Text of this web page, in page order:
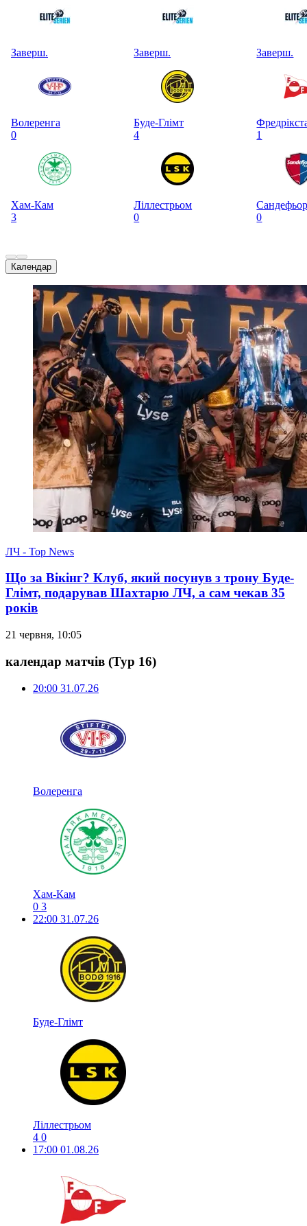
Заверш.
Волеренга
0
Хам-Кам
3
Заверш.
Буде-Глімт
4
Ліллестрьом
0
Заверш.
1
0
Календар
ЛЧ - Top News
Що за Вікінг? Клуб, який посунув з трону Буде-
Глімт, подарував Шахтарю ЛЧ, а сам чекав 35
років
21 червня, 10:05
календар матчів (Тур 16)
20:00 31.07.26
Волеренга
Хам-Кам
0 3
22:00 31.07.26
Буде-Глімт
Ліллестрьом
4 0
17:00 01.08.26